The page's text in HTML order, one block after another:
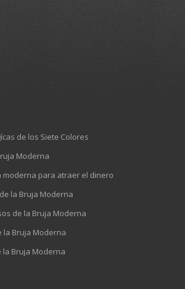
de los Siete Colores
Moderna
moderna para atraer el dinero
la Bruja Moderna
de la Bruja Moderna
la Bruja Moderna
la Bruja Moderna